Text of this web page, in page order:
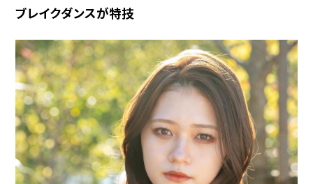
ブレイクダンスが特技